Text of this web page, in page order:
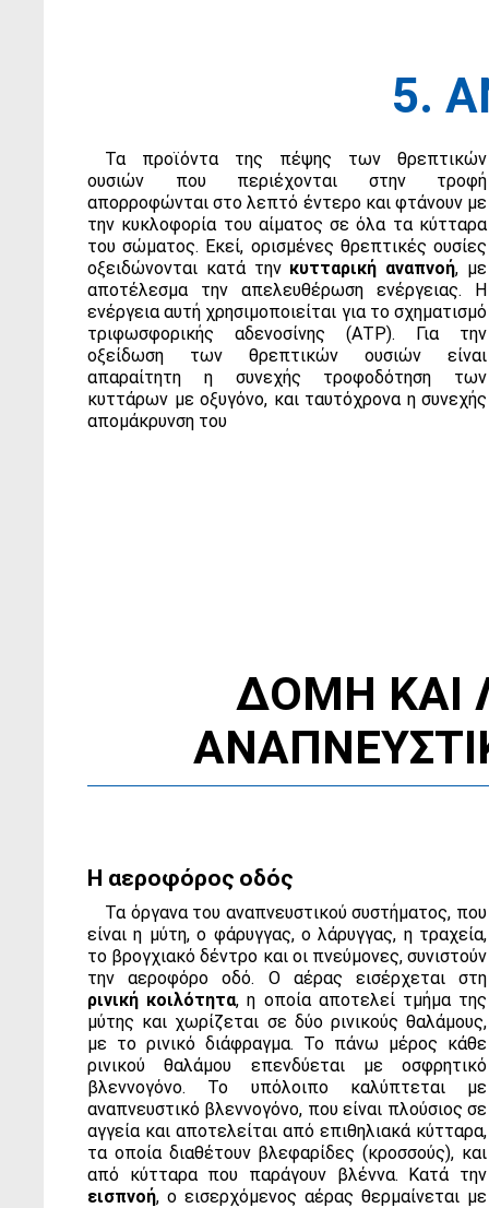
5.
Τα προϊόντα της πέψης των θρεπτικών
ουσιών που περιέχονται στην τροφή
απορροφώνται στο λεπτό έντερο και φτάνουν με
την κυκλοφορία του αίματος σε όλα τα κύτταρα
του σώματος. Εκεί, ορισμένες θρεπτικές ουσίες
οξειδώνονται κατά την κυτταρική αναπνοή, με
αποτέλεσμα την απελευθέρωση ενέργειας. Η
ενέργεια αυτή χρησιμοποιείται για το σχηματισμό
τριφωσφορικής αδενοσίνης (ΑΤΡ). Για την
οξείδωση των θρεπτικών ουσιών είναι
απαραίτητη η συνεχής τροφοδότηση των
κυττάρων με οξυγόνο, και ταυτόχρονα η συνεχής
απομάκρυνση του
ΔΟΜΗ ΚΑΙ
Η αεροφόρος οδός
Τα όργανα του αναπνευστικού συστήματος, που
είναι η μύτη, ο φάρυγγας, ο λάρυγγας, η τραχεία,
το βρογχιακό δέντρο και οι πνεύμονες, συνιστούν
την αεροφόρο οδό. Ο αέρας εισέρχεται στη
ρινική κοιλότητα, η οποία αποτελεί τμήμα της
μύτης και χωρίζεται σε δύο ρινικούς θαλάμους,
με το ρινικό διάφραγμα. Το πάνω μέρος κάθε
ρινικού θαλάμου επενδύεται με οσφρητικό
βλεννογόνο. Το υπόλοιπο καλύπτεται με
αναπνευστικό βλεννογόνο, που είναι πλούσιος σε
αγγεία και αποτελείται από επιθηλιακά κύτταρα,
τα οποία διαθέτουν βλεφαρίδες (κροσσούς), και
από κύτταρα που παράγουν βλέννα. Κατά την
εισπνοή, ο εισερχόμενος αέρας θερμαίνεται με